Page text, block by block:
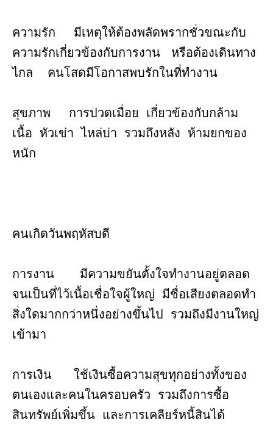
ความรัก มีเหตุให้ต้องพลัดพรากชั่วขณะกับ
ความรักเกี่ยวข้องกับการงาน หรือต้องเดินทาง
ไกล คนโสดมีโอกาสพบรักในที่ทำงาน
สุขภาพ การปวดเมื่อย เกี่ยวข้องกับกล้าม
เนื้อ หัวเข่า ไหล่บ่า รวมถึงหลัง ห้ามยกของ
หนัก
คนเกิดวันพฤหัสบดี
การงาน มีความขยันตั้งใจทำงานอยู่ตลอด
จนเป็นที่ไว้เนื้อเชื่อใจผู้ใหญ่ มีชื่อเสียงตลอดทำ
สิ่งใดมากกว่าหนึ่งอย่างขึ้นไป รวมถึงมีงานใหญ่
เข้ามา
การเงิน ใช้เงินซื้อความสุขทุกอย่างทั้งของ
ตนเองและคนในครอบครัว รวมถึงการซื้อ
สินทรัพย์เพิ่มขึ้น และการเคลียร์หนี้สินได้